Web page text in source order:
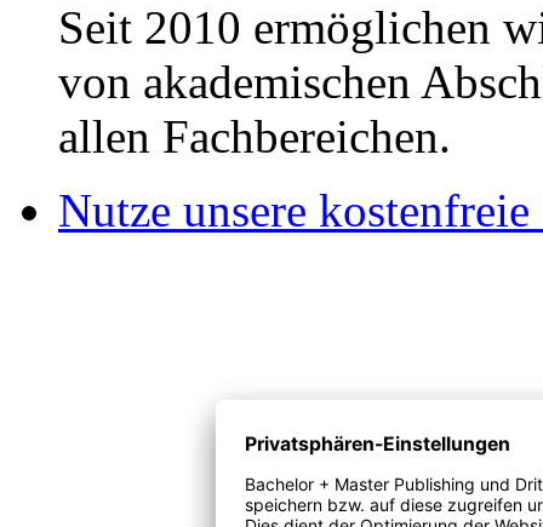
Seit 2010 ermöglichen
von akademischen
allen Fachbereichen.
Nutze unsere